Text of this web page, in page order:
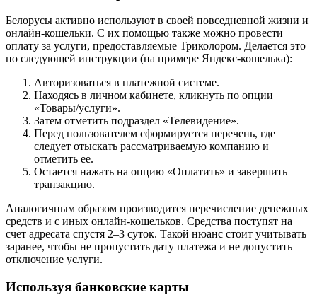
Белорусы активно используют в своей повседневной жизни и
онлайн-кошельки. С их помощью также можно провести
оплату за услуги, предоставляемые Триколором. Делается это
по следующей инструкции (на примере Яндекс-кошелька):
Авторизоваться в платежной системе.
Находясь в личном кабинете, кликнуть по опции
«Товары/услуги».
Затем отметить подраздел «Телевидение».
Перед пользователем сформируется перечень, где
следует отыскать рассматриваемую компанию и
отметить ее.
Остается нажать на опцию «Оплатить» и завершить
транзакцию.
Аналогичным образом производится перечисление денежных
средств и с иных онлайн-кошельков. Средства поступят на
счет адресата спустя 2–3 суток. Такой нюанс стоит учитывать
заранее, чтобы не пропустить дату платежа и не допустить
отключение услуги.
Используя банковские карты